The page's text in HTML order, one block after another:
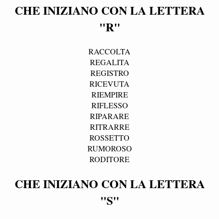
CHE INIZIANO CON LA LETTERA
"R"
RACCOLTA
REGALITA
REGISTRO
RICEVUTA
RIEMPIRE
RIFLESSO
RIPARARE
RITRARRE
ROSSETTO
RUMOROSO
RODITORE
CHE INIZIANO CON LA LETTERA
"S"